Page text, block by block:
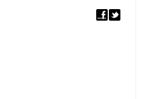
5. EUROPÄISCHER